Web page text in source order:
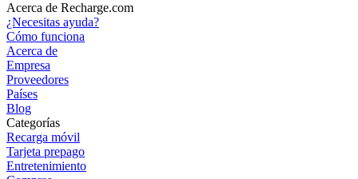
Acerca de Recharge.com
¿Necesitas ayuda?
Cómo funciona
Acerca de
Empresa
Proveedores
Países
Blog
Categorías
Recarga móvil
Tarjeta prepago
Entretenimiento